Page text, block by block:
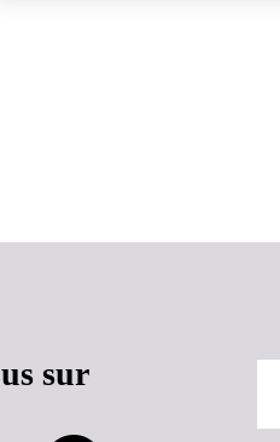
sur